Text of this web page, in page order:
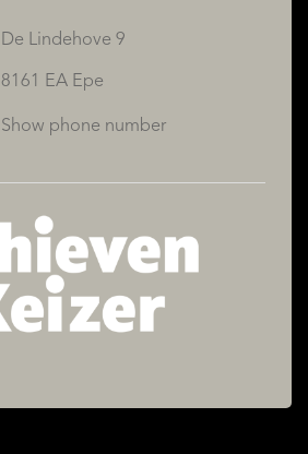
De Lindehove 9
8161 EA Epe
Show phone number